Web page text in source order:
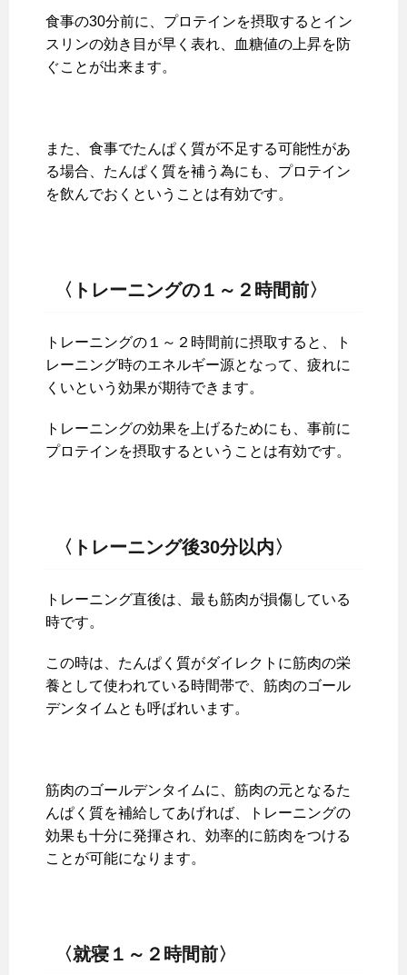
食事の30分前に、プロテインを摂取するとイン
スリンの効き目が早く表れ、血糖値の上昇を防
ぐことが出来ます。
また、食事でたんぱく質が不足する可能性があ
る場合、たんぱく質を補う為にも、プロテイン
を飲んでおくということは有効です。
〈トレーニングの１～２時間前〉
トレーニングの１～２時間前に摂取すると、ト
レーニング時のエネルギー源となって、疲れに
くいという効果が期待できます。
トレーニングの効果を上げるためにも、事前に
プロテインを摂取するということは有効です。
〈トレーニング後30分以内〉
トレーニング直後は、最も筋肉が損傷している
時です。
この時は、たんぱく質がダイレクトに筋肉の栄
養として使われている時間帯で、筋肉のゴール
デンタイムとも呼ばれいます。
筋肉のゴールデンタイムに、筋肉の元となるた
んぱく質を補給してあげれば、トレーニングの
効果も十分に発揮され、効率的に筋肉をつける
ことが可能になります。
〈就寝１～２時間前〉